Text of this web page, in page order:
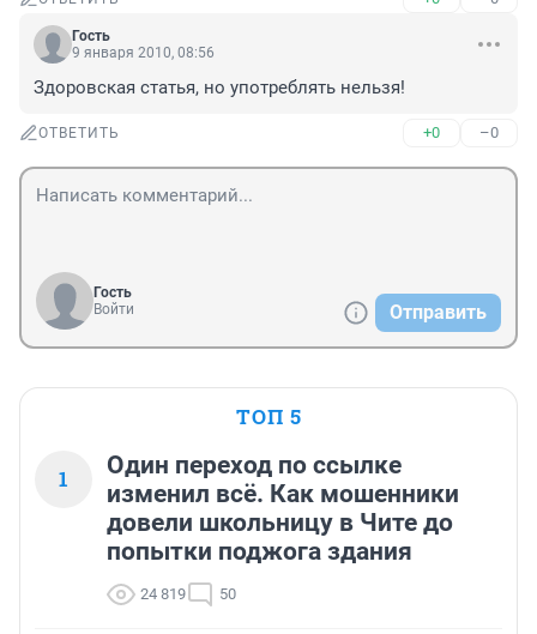
Гость
9 января 2010, 08:56
Здоровская статья, но употреблять нельзя!
ОТВЕТИТЬ +0 –0
Гость
Войти
Отправить
ТОП 5
1
Один переход по ссылке
изменил всё. Как мошенники
довели школьницу в Чите до
попытки поджога здания
24 819 50